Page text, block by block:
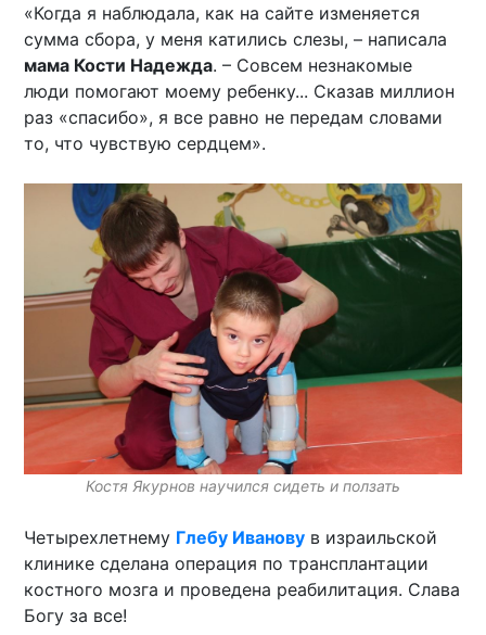
«Когда я наблюдала, как на сайте изменяется
сумма сбора, у меня катились слезы, – написала
мама Кости Надежда. – Совсем незнакомые
люди помогают моему ребенку... Сказав миллион
раз «спасибо», я все равно не передам словами
то, что чувствую сердцем».
Костя Якурнов научился сидеть и ползать
Четырехлетнему Глебу Иванову в израильской
клинике сделана операция по трансплантации
костного мозга и проведена реабилитация. Слава
Богу за все!